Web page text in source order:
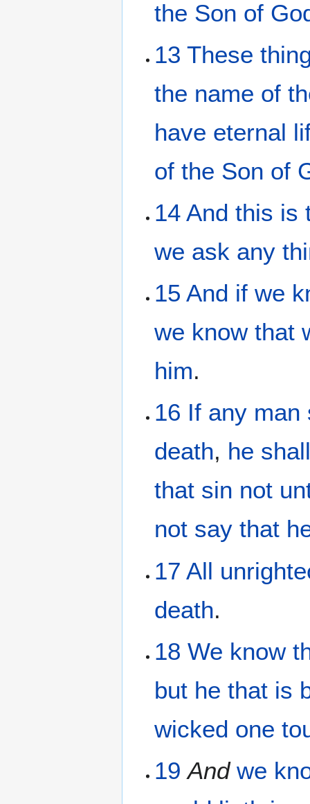
the Son of
13 These
the name of
have eternal
of the Son of
14 And this is
we ask any
15 And if we
we know that
him.
16 If any man
death, he
that sin not
not say that
17 All
death.
18 We know
but he that is
wicked one
19 And we